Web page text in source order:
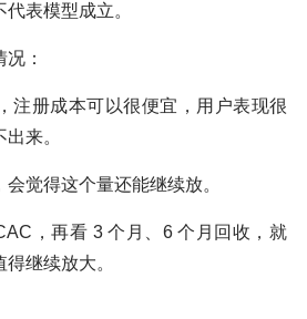
表模型成立。
：
注册成本可以很便宜，用户表现很
来。
觉得这个量还能继续放。
，再看 3 个月、6 个月回收，就
继续放大。